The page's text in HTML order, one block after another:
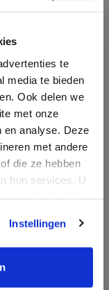
te
media te bieden
Ook delen we
met onze
en analyse. Deze
met andere
die ze hebben
hun services. U
Instellingen
site
andere
of
gebruik